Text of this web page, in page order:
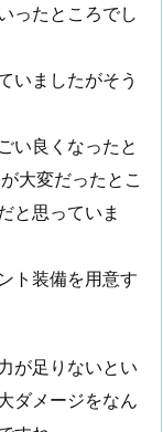
ったところでし
いましたがそう
い良くなったと
大変だったとこ
と思っていま
ト装備を用意す
が足りないとい
ダメージをなん